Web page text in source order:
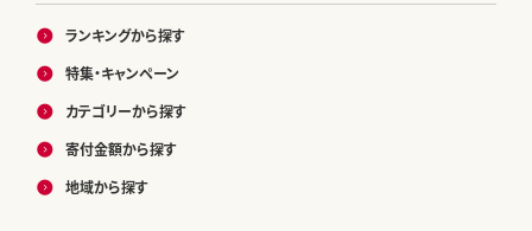
ランキングから探す
特集・キャンペーン
カテゴリーから探す
寄付金額から探す
地域から探す